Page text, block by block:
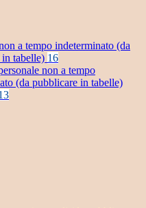
a tempo indeterminato (da
tabelle) 16
non a tempo
(da pubblicare in tabelle)